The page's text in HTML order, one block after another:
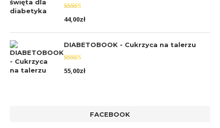
Oceniono
5.00na 5
44,00zł
DIABETOBOOK - Cukrzyca na talerzu
Oceniono
5.00na 5
55,00zł
FACEBOOK